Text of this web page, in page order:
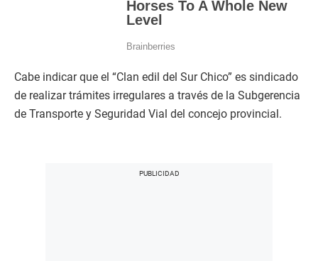
Cabe indicar que el “Clan edil del Sur Chico” es sindicado
de realizar trámites irregulares a través de la Subgerencia
de Transporte y Seguridad Vial del concejo provincial.